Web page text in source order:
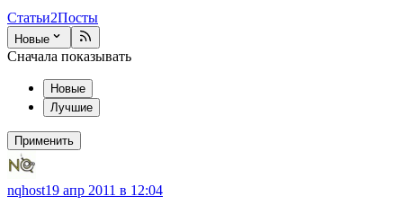
Статьи2Посты
Новые
Сначала показывать
Новые
Лучшие
Применить
nqhost19 апр 2011 в 12:04